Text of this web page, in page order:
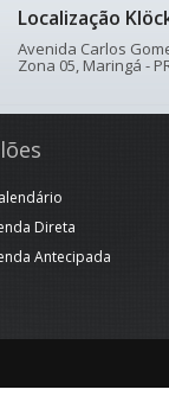
Localização
Avenida Carlos
Zona 05, Maringá -
Direta
Antecipada